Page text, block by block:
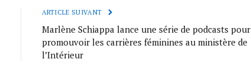
ARTICLE SUIVANT
Marlène Schiappa lance une série de podcasts pour
promouvoir les carrières féminines au ministère de
l’Intérieur